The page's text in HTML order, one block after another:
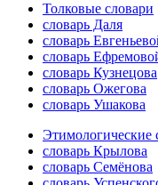
Толковые словари
словарь Даля
словарь
словарь
словарь Кузнецова
словарь Ожегова
словарь Ушакова
Этимологические
словарь Крылова
словарь Семёнова